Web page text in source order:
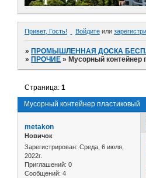
Привет, Гость! Войдите или
»ПРОМЫШЛЕННАЯ ДОСКА
»ПРОЧИЕ »Мусорный контейнер
Мусорный контейнер пластиковый
Страница:1
metakon
Новичок
Зарегистрирован: Среда, 6 июля,
2022г.
Приглашений: 0
Сообщений: 4